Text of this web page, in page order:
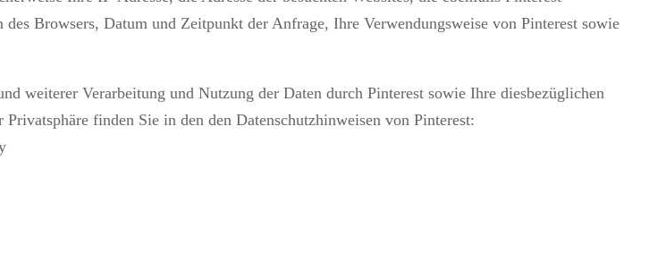
Browsers, Datum und Zeitpunkt der Anfrage, Ihre Verwendungsweise von Pinterest sowie
weiterer Verarbeitung und Nutzung der Daten durch Pinterest sowie Ihre diesbezüglichen
finden Sie in den den Datenschutzhinweisen von Pinterest: